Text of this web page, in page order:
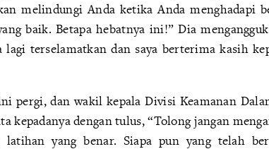
melindungi Anda ketika Anda menghadapi
baik. Betapa hebatnya ini!” Dia
terselamatkan dan saya berterima kasih
pergi, dan wakil kepala Divisi Keamanan
kepadanya dengan tulus, “Tolong jangan
yang benar. Siapa pun yang telah